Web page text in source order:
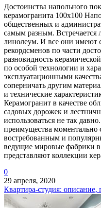
Достоинства напольного
керамогранита 100х100
общественных и
самым разным. Встречается
линолеум. И все они
рекордсменов по части
разновидность
по особой технологии и
эксплуатационными
соперничать другим
и технические
Керамогранит в качестве
садовых дорожек и
использоваться не так
преимущества моментально
востребованным и
ведущие мировые фабрики в
представляют коллекции
0
29 апреля, 2020
Квартира-студия: описание,